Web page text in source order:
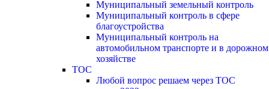
Муниципальный земельный контроль
Муниципальный контроль в сфере
благоустройства
Муниципальный контроль на
автомобильном транспорте и в дорожном
хозяйстве
ТОС
Любой вопрос решаем через ТОС